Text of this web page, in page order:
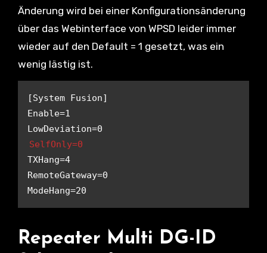
Änderung wird bei einer Konfigurationsänderung
über das Webinterface von WPSD leider immer
wieder auf den Default = 1 gesetzt, was ein
wenig lästig ist.
[System Fusion]
Enable=1
SelfOnly=0
TXHang=4
RemoteGateway=0
Repeater Multi DG-ID